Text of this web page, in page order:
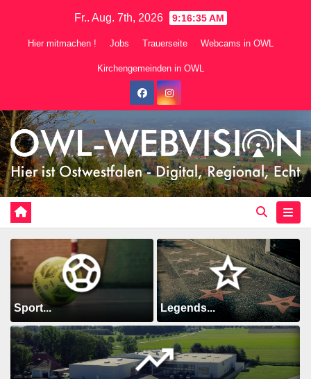
Fr.. Aug. 7th, 2026 9:16:37 AM
Hier mitmachen ! Jobs Trauerseite Webcams in OWL
Kirchengemeinden in OWL
Sport... Legends...